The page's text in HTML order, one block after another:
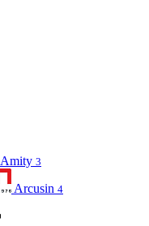
Amity 3
Arcusin 4